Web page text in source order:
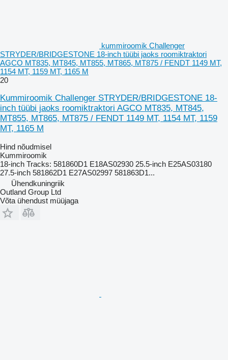
kummiroomik Challenger
STRYDER/BRIDGESTONE 18-inch tüübi jaoks roomiktraktori
AGCO MT835, MT845, MT855, MT865, MT875 / FENDT 1149 MT,
1154 MT, 1159 MT, 1165 M
20
Kummiroomik Challenger STRYDER/BRIDGESTONE 18-
inch tüübi jaoks roomiktraktori AGCO MT835, MT845,
MT855, MT865, MT875 / FENDT 1149 MT, 1154 MT, 1159
MT, 1165 M
Hind nõudmisel
Kummiroomik
18-inch Tracks: 581860D1 E18AS02930 25.5-inch E25AS03180
27.5-inch 581862D1 E27AS02997 581863D1...
Ühendkuningriik
Outland Group Ltd
Võta ühendust müüjaga